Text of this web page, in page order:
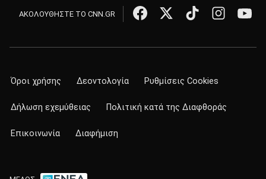
ΑΚΟΛΟΥΘΗΣΤΕ ΤΟ CNN.GR
Όροι χρήσης Δεοντολογία Ρυθμίσεις Cookies
Δήλωση εχεμύθειας Πολιτική κατά της Διαφθοράς
Επικοινωνία Διαφήμιση